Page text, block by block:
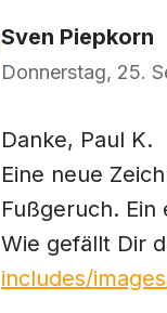
Sven Piepkorn
Donnerstag, 25.
Danke, Paul K.
Eine neue
Fußgeruch.
Wie gefällt Dir
includes/